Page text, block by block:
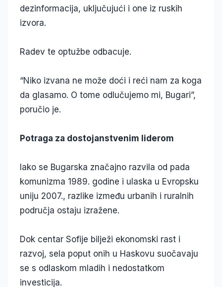
dezinformacija, uključujući i one iz ruskih
izvora.
Radev te optužbe odbacuje.
“Niko izvana ne može doći i reći nam za koga
da glasamo. O tome odlučujemo mi, Bugari”,
poručio je.
Potraga za dostojanstvenim liderom
Iako se Bugarska značajno razvila od pada
komunizma 1989. godine i ulaska u Evropsku
uniju 2007., razlike između urbanih i ruralnih
područja ostaju izražene.
Dok centar Sofije bilježi ekonomski rast i
razvoj, sela poput onih u Haskovu suočavaju
se s odlaskom mladih i nedostatkom
investicija.